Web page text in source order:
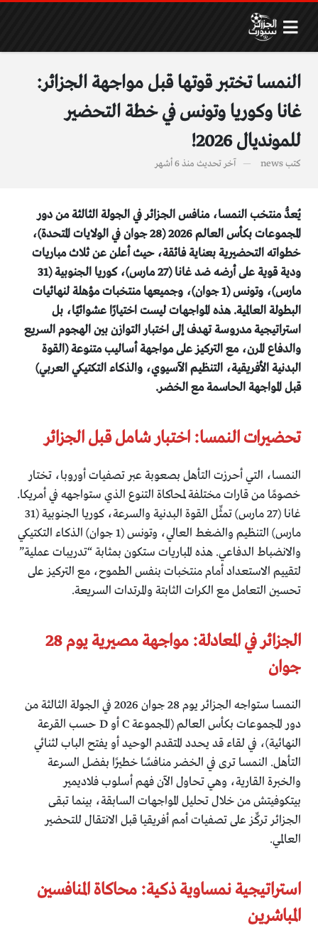
النمسا تختبر قوتها قبل مواجهة الجزائر:
غانا وكوريا وتونس في خطة التحضير
للمونديال 2026!
كتبnews آخر تحديث منذ 6 أشهر
يُعدُّ منتخب النمسا، منافس الجزائر في الجولة الثالثة من دور
المجموعات بكأس العالم 2026 (28 جوان في الولايات المتحدة)،
خطواته التحضيرية بعناية فائقة، حيث أعلن عن ثلاث مباريات
ودية قوية على أرضه ضد غانا (27 مارس)، كوريا الجنوبية (31
مارس)، وتونس (1 جوان)، وجميعها منتخبات مؤهلة لنهائيات
البطولة العالمية. هذه المواجهات ليست اختيارًا عشوائيًا، بل
استراتيجية مدروسة تهدف إلى اختبار التوازن بين الهجوم السريع
والدفاع المرن، مع التركيز على مواجهة أساليب متنوعة (القوة
البدنية الأفريقية، التنظيم الآسيوي، والذكاء التكتيكي العربي)
قبل المواجهة الحاسمة مع الخضر.
تحضيرات النمسا: اختبار شامل قبل الجزائر
النمسا، التي أحرزت التأهل بصعوبة عبر تصفيات أوروبا، تختار
خصومًا من قارات مختلفة لمحاكاة التنوع الذي ستواجهه في أمريكا.
غانا (27 مارس) تمثِّل القوة البدنية والسرعة، كوريا الجنوبية (31
مارس) التنظيم والضغط العالي، وتونس (1 جوان) الذكاء التكتيكي
والانضباط الدفاعي. هذه المباريات ستكون بمثابة “تدريبات عملية”
لتقييم الاستعداد أمام منتخبات بنفس الطموح، مع التركيز على
تحسين التعامل مع الكرات الثابتة والمرتدات السريعة.
الجزائر في المعادلة: مواجهة مصيرية يوم 28
جوان
النمسا ستواجه الجزائر يوم 28 جوان 2026 في الجولة الثالثة من
دور المجموعات بكأس العالم (المجموعة C أو D حسب القرعة
النهائية)، في لقاء قد يحدد المتقدم الوحيد أو يفتح الباب لثنائي
التأهل. النمسا ترى في الخضر منافسًا خطيرًا بفضل السرعة
والخبرة القارية، وهي تحاول الآن فهم أسلوب فلاديمير
بيتكوفيتش من خلال تحليل المواجهات السابقة، بينما تبقى
الجزائر تركِّز على تصفيات أمم أفريقيا قبل الانتقال للتحضير
العالمي.
استراتيجية نمساوية ذكية: محاكاة المنافسين
المباشرين